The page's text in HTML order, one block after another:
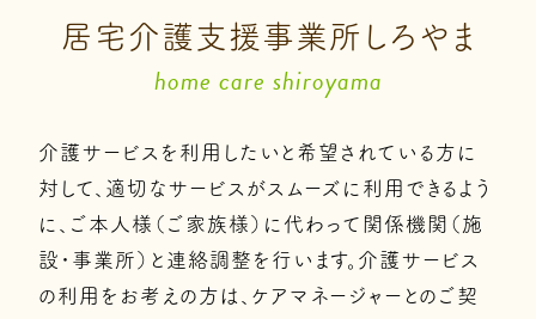
居宅介護支援事業所しろやま
home care shiroyama
介護サービスを利用したいと希望されている方に
対して、適切なサービスがスムーズに利用できるよう
に、ご本人様（ご家族様）に代わって関係機関（施
設・事業所）と連絡調整を行います。介護サービス
の利用をお考えの方は、ケアマネージャーとのご契